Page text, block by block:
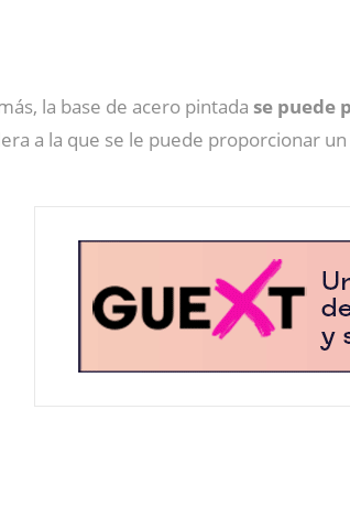
la base de acero pintada se puede
a la que se le puede proporcionar